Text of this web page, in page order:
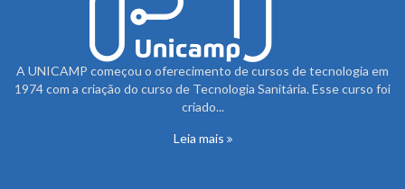
A UNICAMP começou o oferecimento de cursos de tecnologia em
1974 com a criação do curso de Tecnologia Sanitária. Esse curso foi
criado...
Leia mais